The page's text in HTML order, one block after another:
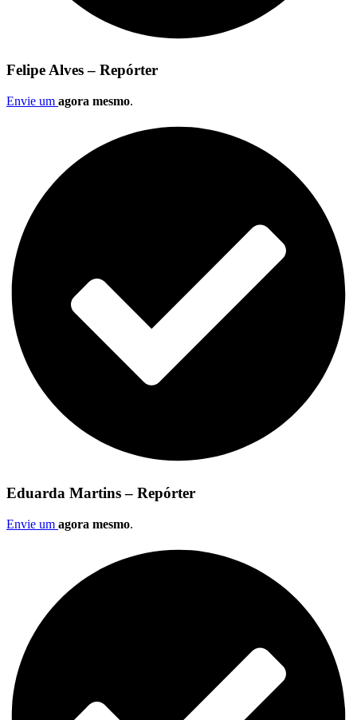
Felipe Alves – Repórter
Envie um agora mesmo.
Eduarda Martins – Repórter
Envie um agora mesmo.